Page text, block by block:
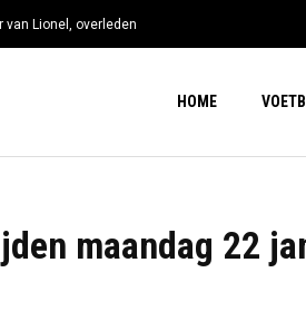
van Lionel, overleden
HOME
maandag 22